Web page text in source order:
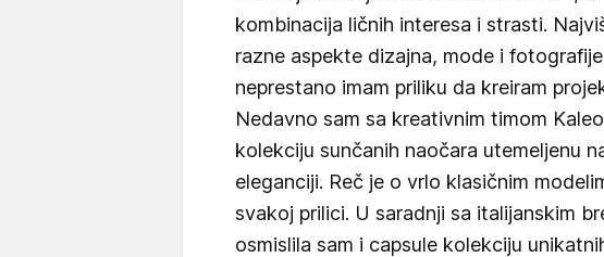
kombinacija ličnih interesa i strasti.
razne aspekte dizajna, mode i
neprestano imam priliku da kreiram
Nedavno sam sa kreativnim timom
kolekciju sunčanih naočara utemeljenu
eleganciji. Reč je o vrlo klasičnim
svakoj prilici. U saradnji sa italijanskim
osmislila sam i capsule kolekciju